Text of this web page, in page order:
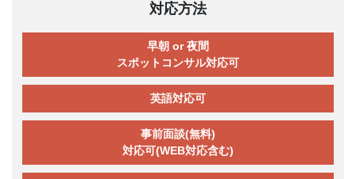
対応方法
早朝 or 夜間
スポットコンサル対応可
英語対応可
事前面談(無料)
対応可(WEB対応含む)